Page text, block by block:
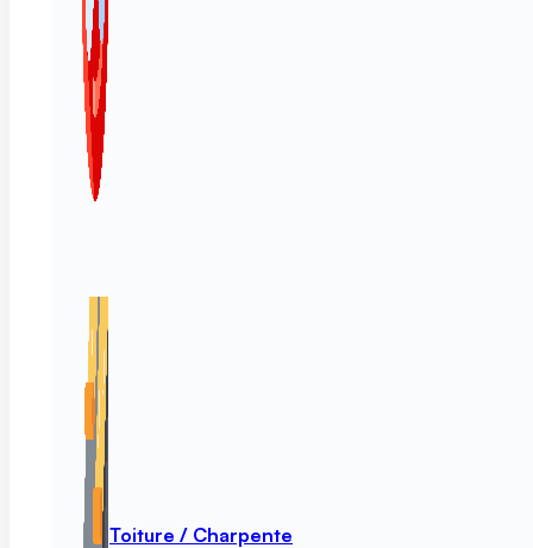
Toiture / Charpente